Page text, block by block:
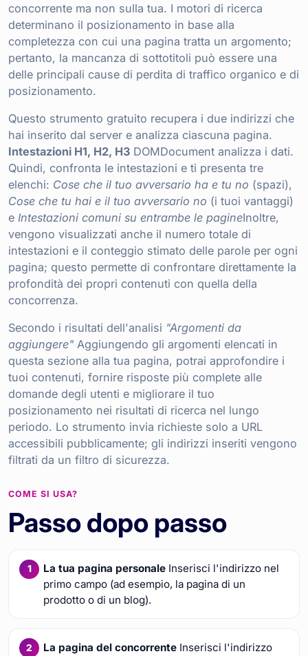
concorrente ma non sulla tua. I motori di ricerca
determinano il posizionamento in base alla
completezza con cui una pagina tratta un argomento;
pertanto, la mancanza di sottotitoli può essere una
delle principali cause di perdita di traffico organico e di
posizionamento.
Questo strumento gratuito recupera i due indirizzi che
hai inserito dal server e analizza ciascuna pagina.
Intestazioni H1, H2, H3 DOMDocument analizza i dati.
Quindi, confronta le intestazioni e ti presenta tre
elenchi: Cose che il tuo avversario ha e tu no (spazi),
Cose che tu hai e il tuo avversario no (i tuoi vantaggi)
e Intestazioni comuni su entrambe le pagineInoltre,
vengono visualizzati anche il numero totale di
intestazioni e il conteggio stimato delle parole per ogni
pagina; questo permette di confrontare direttamente la
profondità dei propri contenuti con quella della
concorrenza.
Secondo i risultati dell'analisi "Argomenti da
aggiungere" Aggiungendo gli argomenti elencati in
questa sezione alla tua pagina, potrai approfondire i
tuoi contenuti, fornire risposte più complete alle
domande degli utenti e migliorare il tuo
posizionamento nei risultati di ricerca nel lungo
periodo. Lo strumento invia richieste solo a URL
accessibili pubblicamente; gli indirizzi inseriti vengono
filtrati da un filtro di sicurezza.
COME SI USA?
Passo dopo passo
La tua pagina personaleInserisci l'indirizzo nel
primo campo (ad esempio, la pagina di un
prodotto o di un blog).
La pagina del concorrenteInserisci l'indirizzo